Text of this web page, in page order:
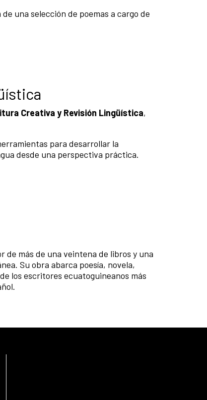
una selección de poemas a cargo de
Creativa y Revisión Lingüística,
para desarrollar la
desde una perspectiva práctica.
de más de una veintena de libros y una
Su obra abarca poesía, novela,
los escritores ecuatoguineanos más